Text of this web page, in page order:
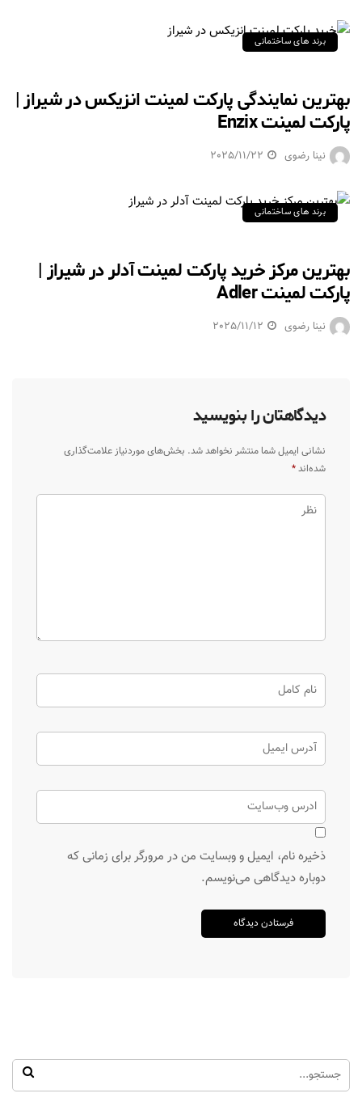
برند های ساختمانی
بهترین نمایندگی پارکت لمینت انزیکس در شیراز |
پارکت لمینت Enzix
نینا رضوی 2025/11/22
برند های ساختمانی
بهترین مرکز خرید پارکت لمینت آدلر در شیراز |
پارکت لمینت Adler
نینا رضوی 2025/11/12
دیدگاهتان را بنویسید
نشانی ایمیل شما منتشر نخواهد شد. بخش‌های موردنیاز علامت‌گذاری
شده‌اند*
ذخیره نام، ایمیل و وبسایت من در مرورگر برای زمانی که
دوباره دیدگاهی می‌نویسم.